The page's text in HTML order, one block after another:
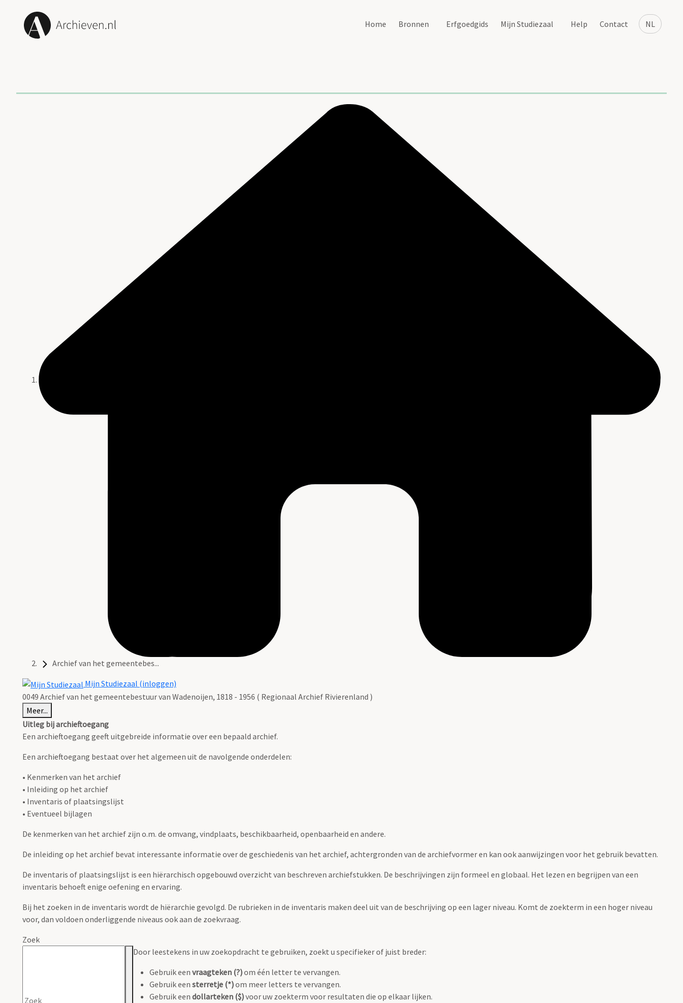
NL
Home Bronnen Erfgoedgids Mijn Studiezaal Help Contact
Archief van het gemeentebes...
Mijn Studiezaal (inloggen)
0049 Archief van het gemeentebestuur van Wadenoijen, 1818 - 1956 ( Regionaal Archief Rivierenland )
Meer...
Uitleg bij archieftoegang
Een archieftoegang geeft uitgebreide informatie over een bepaald archief.
Een archieftoegang bestaat over het algemeen uit de navolgende onderdelen:
• Kenmerken van het archief
• Inleiding op het archief
• Inventaris of plaatsingslijst
• Eventueel bijlagen
De kenmerken van het archief zijn o.m. de omvang, vindplaats, beschikbaarheid, openbaarheid en andere.
De inleiding op het archief bevat interessante informatie over de geschiedenis van het archief, achtergronden van de archiefvormer en kan ook aanwijzingen voor het gebruik bevatten.
De inventaris of plaatsingslijst is een hiërarchisch opgebouwd overzicht van beschreven archiefstukken. De beschrijvingen zijn formeel en globaal. Het lezen en begrijpen van een
inventaris behoeft enige oefening en ervaring.
Bij het zoeken in de inventaris wordt de hiërarchie gevolgd. De rubrieken in de inventaris maken deel uit van de beschrijving op een lager niveau. Komt de zoekterm in een hoger niveau
voor, dan voldoen onderliggende niveaus ook aan de zoekvraag.
Zoek
Door leestekens in uw zoekopdracht te gebruiken, zoekt u specifieker of juist breder:
Gebruik een vraagteken (?)om één letter te vervangen.
Gebruik een sterretje (*)om meer letters te vervangen.
Gebruik een dollarteken ($)voor uw zoekterm voor resultaten die op elkaar lijken.